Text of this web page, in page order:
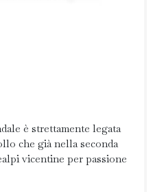
è strettamente legata
che già nella seconda
vicentine per passione